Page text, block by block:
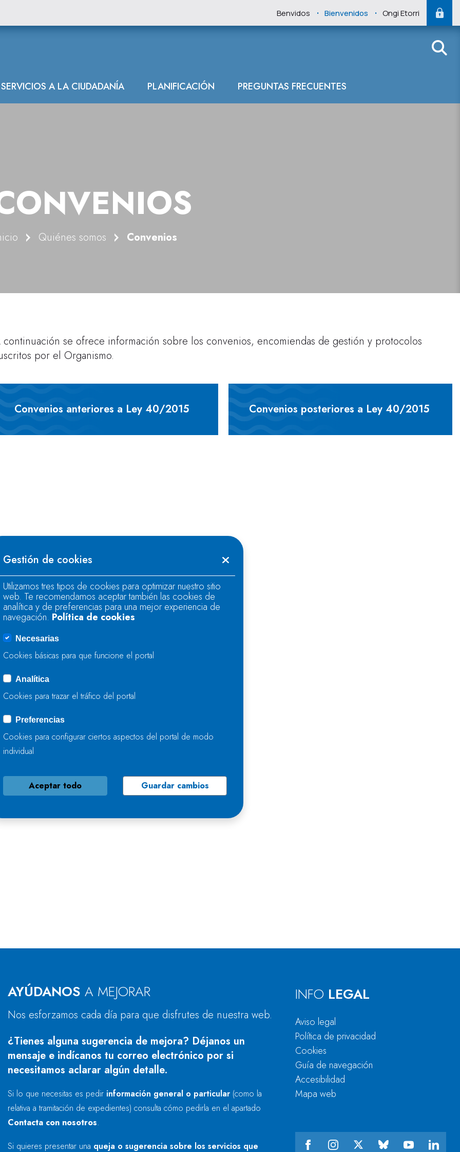
Benvidos . Bienvenidos . Ongi Etorri
SERVICIOS A LA CIUDADANÍA PLANIFICACIÓN PREGUNTAS FRECUENTES
Quiénes somos Convenios
continuación se ofrece información sobre los convenios, encomiendas de gestión y protocolos
por el Organismo.
Convenios anteriores a Ley 40/2015 Convenios posteriores a Ley 40/2015
AYÚDANOS A MEJORAR
Nos esforzamos cada día para que disfrutes de nuestra web.
¿Tienes alguna sugerencia de mejora? Déjanos un
mensaje e indícanos tu correo electrónico por si
necesitamos aclarar algún detalle.
Si lo que necesitas es pedir información general o particular (como la
relativa a tramitación de expedientes) consulta cómo pedirla en el apartado
Contacta con nosotros.
Si quieres presentar una queja o sugerencia sobre los servicios que
INFO LEGAL
Aviso legal
Política de privacidad
Cookies
Guía de navegación
Accesibilidad
Mapa web
Gestión de cookies
Utilizamos tres tipos de cookies para optimizar nuestro sitio
web. Te recomendamos aceptar también las cookies de
analítica y de preferencias para una mejor experiencia de
navegación. Política de cookies
Necesarias
Cookies básicas para que funcione el portal
Analítica
Cookies para trazar el tráfico del portal
Preferencias
Cookies para configurar ciertos aspectos del portal de modo
individual
Aceptar todo Guardar cambios